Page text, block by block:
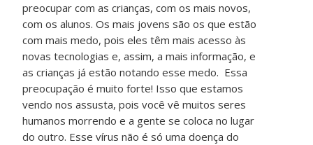
preocupar com as crianças, com os mais novos,
com os alunos. Os mais jovens são os que estão
com mais medo, pois eles têm mais acesso às
novas tecnologias e, assim, a mais informação, e
as crianças já estão notando esse medo. Essa
preocupação é muito forte! Isso que estamos
vendo nos assusta, pois você vê muitos seres
humanos morrendo e a gente se coloca no lugar
do outro. Esse vírus não é só uma doença do